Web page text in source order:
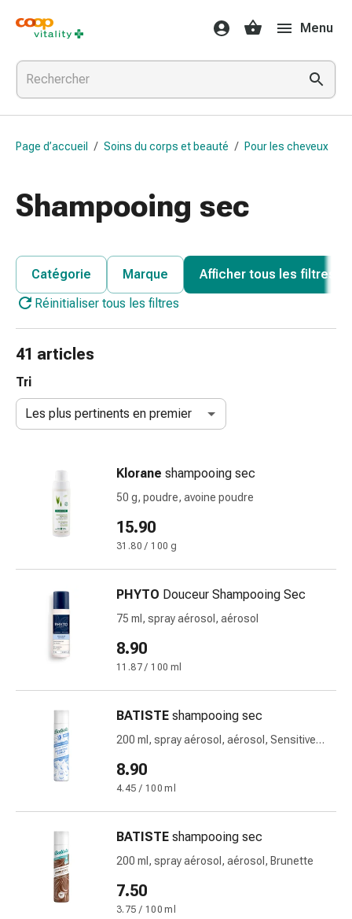
Médicaments
et
santé
Grippe
et
Refroidissement
pour
Médicaments
grippe
le
Toux
et
accessoires
Mouchoirs
Rhume
Soins
des
brûlures
élastiques
Compresses
Pansements
pour
Pansements
Menu
Page d’accueil / Soins du corps et beauté / Pour les cheveux
Shampooing sec
Catégorie Marque
Afficher tous les filtres
Réinitialiser tous les filtres
41 articles
Tri
Les plus pertinents en premier
Klorane shampooing sec
50 g, poudre, avoine poudre
15.90
31.80 / 100 g
PHYTO Douceur Shampooing Sec
75 ml, spray aérosol, aérosol
8.90
11.87 / 100 ml
BATISTE shampooing sec
200 ml, spray aérosol, aérosol, Sensitive
8.90
4.45 / 100 ml
BATISTE shampooing sec
200 ml, spray aérosol, aérosol, Brunette
7.50
3.75 / 100 ml